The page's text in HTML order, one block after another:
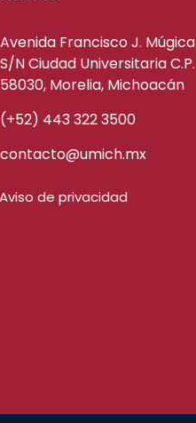
Avenida Francisco J. Múgica
S/N Ciudad Universitaria C.P.
58030, Morelia, Michoacán
(+52) 443 322 3500
contacto@umich.mx
Aviso de privacidad